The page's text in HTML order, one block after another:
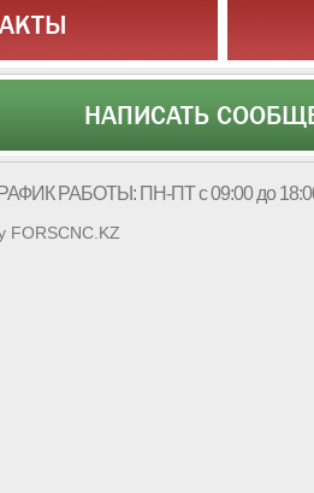
НАПИСАТЬ
РАБОТЫ: ПН-ПТ с 09:00 до
FORSCNC.KZ